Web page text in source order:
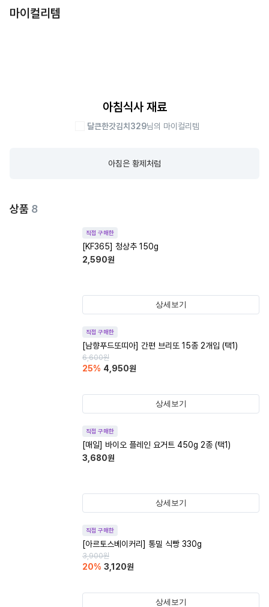
마이컬리템
아침식사 재료
달큰한갓김치329님의 마이컬리템
아침은 황제처럼
상품 8
직접 구매한
[KF365] 청상추 150g
2,590원
상세보기
직접 구매한
[남향푸드또띠아] 간편 브리또 15종 2개입 (택1)
6,600원
25% 4,950원
상세보기
직접 구매한
[매일] 바이오 플레인 요거트 450g 2종 (택1)
3,680원
상세보기
직접 구매한
[아르토스베이커리] 통밀 식빵 330g
3,900원
20% 3,120원
상세보기